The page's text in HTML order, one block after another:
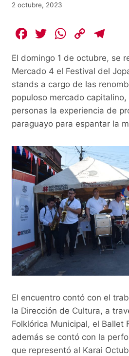
2 octubre, 2023
F
c
e
b
o
o
k
T
itt
er
W
at
s
A
p
p
C
p
y
Li
n
k
e
gr
a
m
El domingo 1 de octubre, se
Mercado 4 el Festival del
stands a cargo de las
populoso mercado
personas la experiencia de
paraguayo para espantar la
El encuentro contó con el
la Dirección de Cultura, a
Folklórica Municipal, el Ballet
además se contó con la
que representó al Karai